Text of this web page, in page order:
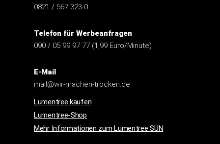
0821 / 567 323-0
Telefon für Werbeanfragen
090 / 05 99 97 77 (1,99 Euro/Minute)
E-Mail
mail@wir-machen-trocken.de
Lumentree kaufen
Lumentree-Shop
Mehr Informationen zum Lumentree SUN